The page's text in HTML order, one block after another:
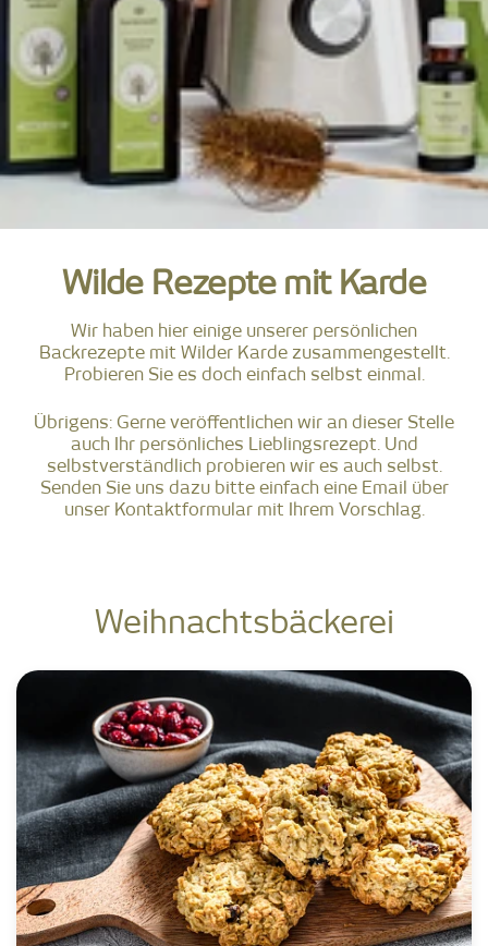
Wilde Rezepte mit Karde
Wir haben hier einige unserer persönlichen
Backrezepte mit Wilder Karde zusammengestellt.
Probieren Sie es doch einfach selbst einmal.
Übrigens: Gerne veröffentlichen wir an dieser Stelle
auch Ihr persönliches Lieblingsrezept. Und
selbstverständlich probieren wir es auch selbst.
Senden Sie uns dazu bitte einfach eine Email über
unser Kontaktformular mit Ihrem Vorschlag.
Weihnachtsbäckerei